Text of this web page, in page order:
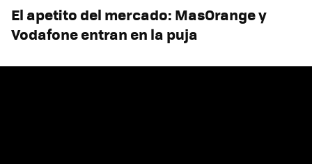
El apetito del mercado: MasOrange y
Vodafone entran en la puja